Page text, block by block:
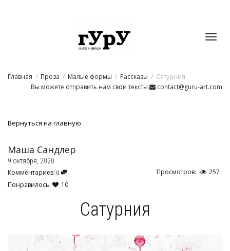
Главная Проза Малые формы Рассказы
Сатурния
Вы можете отправить нам свои тексты
contact@guru-art.com
Вернуться на главную
Маша Сандлер
9 октября, 2020
Комментариев: 0 Просмотров:
257
Понравилось:
10
Сатурния